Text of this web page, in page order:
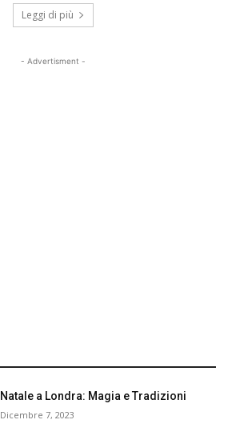
Leggi di più
- Advertisment -
Natale a Londra: Magia e Tradizioni
Dicembre 7, 2023